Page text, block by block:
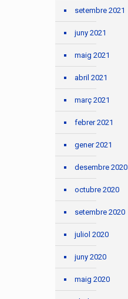
setembre 2021
juny 2021
maig 2021
abril 2021
març 2021
febrer 2021
gener 2021
desembre 2020
octubre 2020
setembre 2020
juliol 2020
juny 2020
maig 2020